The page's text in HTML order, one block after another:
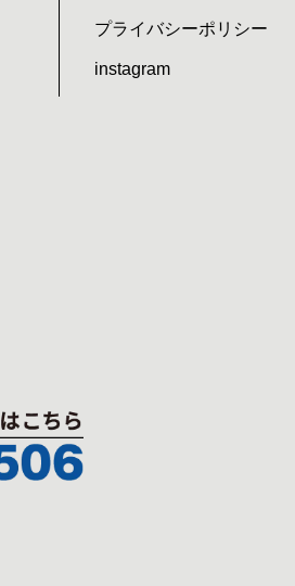
プライバシーポリシー
instagram